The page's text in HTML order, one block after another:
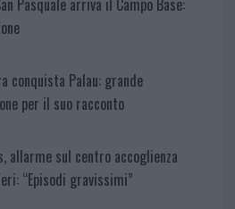
Pasquale arriva il Campo Base:
conquista Palau: grande
per il suo racconto
allarme sul centro accoglienza
“Episodi gravissimi”